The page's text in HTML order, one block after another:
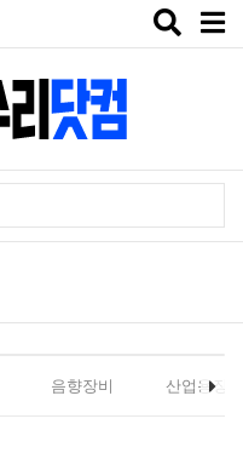
Toggle
음향장비 산업용장비